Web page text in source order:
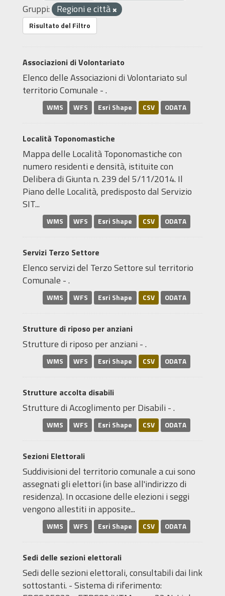
Gruppi: Regioni e città
Risultato del Filtro
Associazioni di Volontariato
Elenco delle Associazioni di Volontariato sul
territorio Comunale - .
WMS WFS Esri Shape CSV ODATA
Località Toponomastiche
Mappa delle Località Toponomastiche con
numero residenti e densità, istituite con
Delibera di Giunta n. 239 del 5/11/2014. Il
Piano delle Località, predisposto dal Servizio
SIT...
WMS WFS Esri Shape CSV ODATA
Servizi Terzo Settore
Elenco servizi del Terzo Settore sul territorio
Comunale - .
WMS WFS Esri Shape CSV ODATA
Strutture di riposo per anziani
Strutture di riposo per anziani - .
WMS WFS Esri Shape CSV ODATA
Strutture accolta disabili
Strutture di Accoglimento per Disabili - .
WMS WFS Esri Shape CSV ODATA
Sezioni Elettorali
Suddivisioni del territorio comunale a cui sono
assegnati gli elettori (in base all'indirizzo di
residenza). In occasione delle elezioni i seggi
vengono allestiti in apposite...
WMS WFS Esri Shape CSV ODATA
Sedi delle sezioni elettorali
Sedi delle sezioni elettorali, consultabili dai link
sottostanti. - Sistema di riferimento: